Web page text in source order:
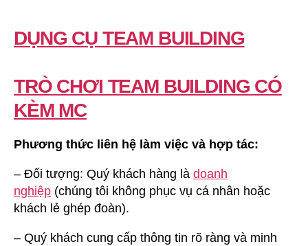
DỤNG CỤ TEAM BUILDING
TRÒ CHƠI TEAM BUILDING CÓ
KÈM MC
Phương thức liên hệ làm việc và hợp tác:
– Đối tượng: Quý khách hàng là doanh
nghiệp (chúng tôi không phục vụ cá nhân hoặc
khách lẻ ghép đoàn).
– Quý khách cung cấp thông tin rõ ràng và minh